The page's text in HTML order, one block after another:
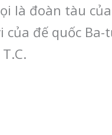
là đoàn tàu
của đế quốc